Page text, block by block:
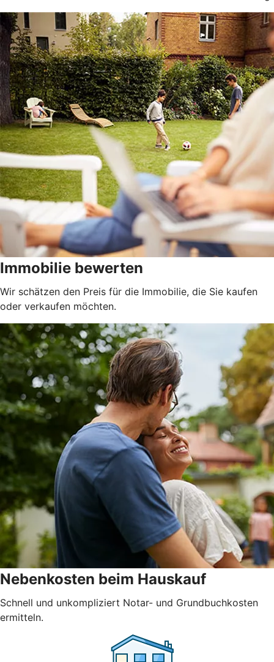
Immobilie bewerten
Wir schätzen den Preis für die Immobilie, die Sie kaufen
oder verkaufen möchten.
Nebenkosten beim Hauskauf
Schnell und unkompliziert Notar- und Grundbuchkosten
ermitteln.